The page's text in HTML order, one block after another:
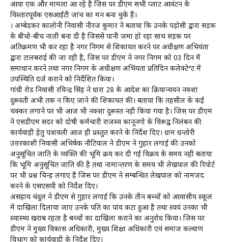
आया एक और मामला आ रहे है जिस पर डीएम सभी प्लाट आवंटन के
विस्तारपूर्वक एसआईटी जांच का मन बना चुके हैं।
। अम्बेडकर कालोनी निवासी नीरज कुमार ने बताया कि उनके पड़ोसी द्वारा सड़क
के बीचो-बीच नाली बना दी है जिससे पानी जमा हो रहा साथ सड़क पर
अतिक्रमण भी कर रहा है नगर निगम से शिकायत करने पर अधीक्षण अभियंता
द्वारा टालबराई की जा रही है, जिस पर डीएम ने नगर निगम को 03 दिन में
समाधान करने तथा नगर निगम के अधीक्षण अभिंयता प्रतिदिन कलेक्टेªट में
उपस्थिति दर्ज कराने को निर्देशित किया।
गांधी रोड निवासी रविन्द्र सिंह ने धारा 28 के आदेश का क्रियान्वयन नक्शा
दुरूस्ती अभी तक न किए जाने की शिकायत की। बताया कि तहसील के कई
चक्कर लगाने पर भी आज भी नक्शा दुरूस्त नही किया गया है। जिस पर डीएम
ने एसडीएम सदर को दोषी कर्मचारी राजस्व कानूनगो के विरूद्व निलंबन की
कार्यवाही हेतु पत्रावली आज ही प्रस्तुत करने के निर्देश दिए। ग्राम धन्तोरी
उत्तरकाशी निवासी अभिषेक नौटियाल ने डीएम ने गुहार लगाई की उनको
अनुसूचित जाति के व्यक्ति की भूमि क्रय कर दी गई विक्रय के समय नही बताया
कि भूमि अनुसूचित जाति की है तथा नामान्तरण के समय भी लेखपाल की रिपोर्ट
पर भी प्रश्न चिन्ह लगाए हैं जिस पर डीएम ने सम्बन्धित लेखपाल को नामजद
करने के एसएसपी को निर्देश दिए।
असहाय चंदुल ने डीएम से गुहार लगाई कि उनके तीन बच्चों को आवासीय स्कूल
में दाखिला दिलाया जाए उनके पति का पांव कटा हुआ है तथा स्वयं उनका भी
स्वास्थ्य खराब रहता है बच्चों का दाखिला कराने का अनुरोध किया। जिस पर
डीएम ने मुख्य विकास अधिकारी, मुख्य शिक्षा अधिकारी एवं समाज कल्याण
विभाग को कार्यवाही के निर्देश दिए।